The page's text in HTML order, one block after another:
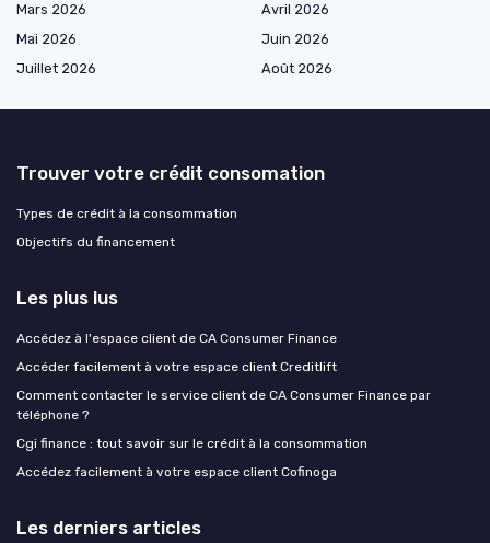
Mars 2026
Avril 2026
Mai 2026
Juin 2026
Juillet 2026
Août 2026
Trouver votre crédit consomation
Types de crédit à la consommation
Objectifs du financement
Les plus lus
Accédez à l'espace client de CA Consumer Finance
Accéder facilement à votre espace client Creditlift
Comment contacter le service client de CA Consumer Finance par
téléphone ?
Cgi finance : tout savoir sur le crédit à la consommation
Accédez facilement à votre espace client Cofinoga
Les derniers articles